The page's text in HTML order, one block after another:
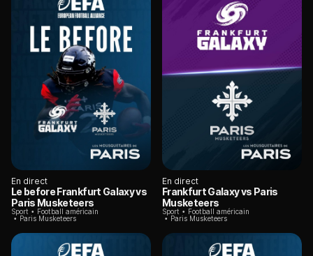
En direct
Le before Frankfurt Galaxy vs
Paris Musketeers
Sport
Football américain
Paris Musketeers
En direct
Frankfurt Galaxy vs Paris
Musketeers
Sport
Football américain
Paris Musketeers